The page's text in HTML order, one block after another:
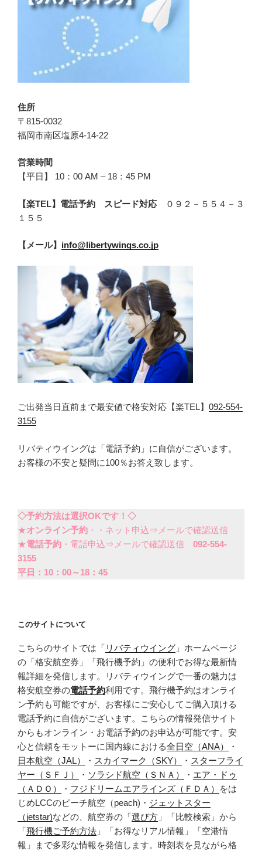
住所
〒815-0032
福岡市南区塩原4-14-22
営業時間
【平日】 10：00 AM – 18：45 PM
【楽TEL】電話予約 スピード対応
０９２－５５４－３
１５５
【メール】 info@libertywings.co.jp
ご出発当日直前まで最安値で格安対応【楽TEL】 092-554-
3155
リバティウイングは「電話予約」に自信がございます。
お客様の不安と疑問に100％お答え致します。
◇予約方法は選択OKです！◇
★オンライン予約 ・・ネット申込⇒メールで確認送信
★電話予約 ・電話申込⇒メールで確認送信 092-554-
3155
平日：10：00～18：45
このサイトについて
こちらのサイトでは「 リバティウイング 」ホームページ
の「格安航空券」「飛行機予約」の便利でお得な最新情
報詳細を発信します。リバティウイングで一番の魅力は
格安航空券の電話予約利用です。飛行機予約はオンライ
ン予約も可能ですが、お客様にご安心してご購入頂ける
電話予約に自信がございます。こちらの情報発信サイト
からもオンライン・お電話予約のお申込が可能です。安
心と信頼をモットーに国内線における全日空（ANA）
・
日本航空（JAL）
・ スカイマーク（SKY） ・ スターフライ
ヤー（ＳＦＪ）
・ ソラシド航空（ＳＮＡ） ・ エア・ドゥ
（ＡＤＯ）
・ フジドリームエアラインズ（ＦＤＡ）
をは
じめLCCのピーチ航空（peach)・ ジェットスター
（jetstar)などの、航空券の「選び方 」「比較検索」から
「飛行機ご予約方法 」「お得なリアル情報」「空港情
報」まで多彩な情報を発信します。時刻表を見ながら格